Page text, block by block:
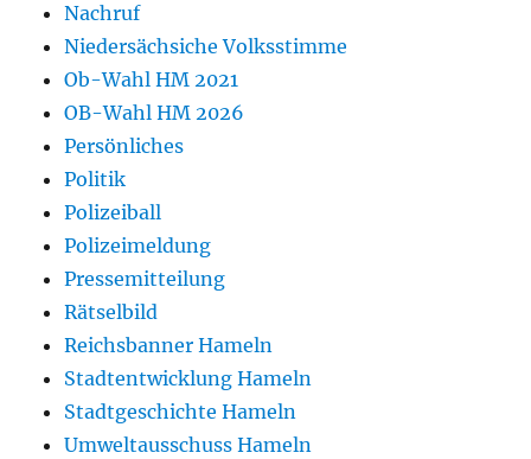
Nachruf
Niedersächsiche Volksstimme
Ob-Wahl HM 2021
OB-Wahl HM 2026
Persönliches
Politik
Polizeiball
Polizeimeldung
Pressemitteilung
Rätselbild
Reichsbanner Hameln
Stadtentwicklung Hameln
Stadtgeschichte Hameln
Umweltausschuss Hameln